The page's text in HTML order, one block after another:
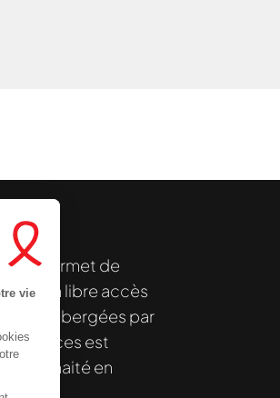
vie
contenu demandé....
permet de
en libre accès
hébergées par
est
a souhaité en